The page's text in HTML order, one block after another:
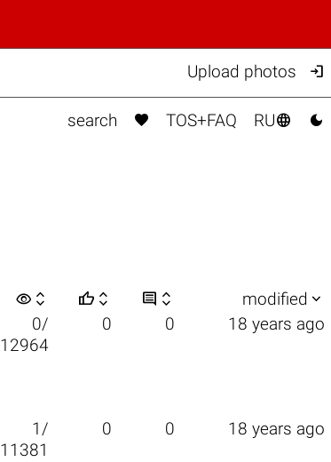
Upload photos 
search  TOS+FAQ RU 
visibility      modified 
0/
12964
0 0 18 years ago
1/
11381
0 0 18 years ago